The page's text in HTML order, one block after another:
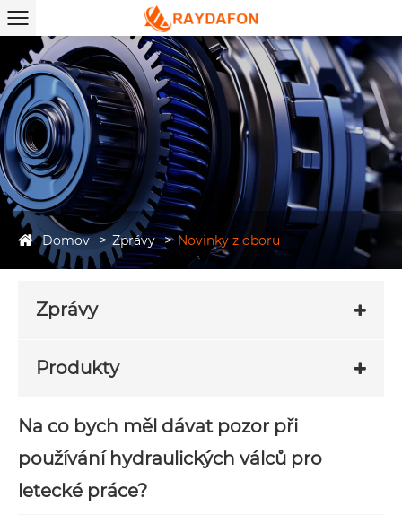
Domov Zprávy Novinky z oboru
Zprávy
Produkty
Na co bych měl dávat pozor při
používání hydraulických válců pro
letecké práce?